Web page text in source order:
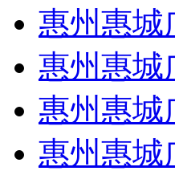
惠州惠城
惠州惠城
惠州惠城
惠州惠城